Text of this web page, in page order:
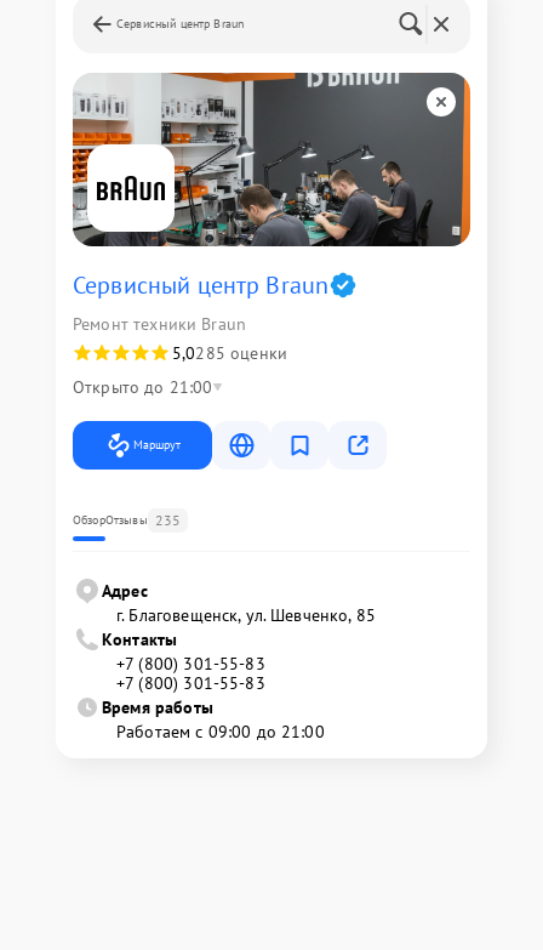
Сервисный центр Braun
Сервисный центр Braun
Ремонт техники Braun
5,0285 оценки
Открыто до 21:00
Маршрут
ОбзорОтзывы 235
Адрес
г. Благовещенск, ул. Шевченко, 85
Контакты
+7 (800) 301-55-83
+7 (800) 301-55-83
Время работы
Работаем с 09:00 до 21:00